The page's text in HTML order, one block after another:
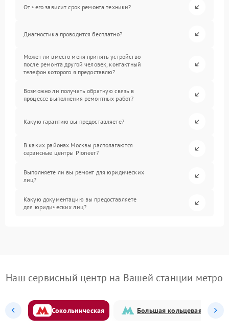
От чего зависит срок ремонта техники?
Диагностика проводится бесплатно?
Может ли вместо меня принять устройство
после ремонта другой человек, контактный
телефон которого я предоставлю?
Возможно ли получать обратную связь в
процессе выполнения ремонтных работ?
Какую гарантию вы предоставляете?
В каких районах Москвы располагаются
сервисные центры Pioneer?
Выполняете ли вы ремонт для юридических
лиц?
Какую документацию вы предоставляете
для юридических лиц?
Наш сервисный центр на Вашей станции метро
Сокольническая Большая кольцевая